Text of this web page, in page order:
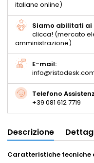
italiane online)
Siamo abilitati ai
clicca! (mercato
amministrazione)
E-mail:
Telefono
+39 081 612 7719
Descrizione
Caratteristiche